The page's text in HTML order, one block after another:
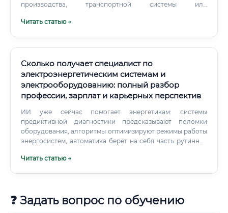
производства, транспортной системы или
просто «человек с инструментом».
Читать статью →
Сколько получает специалист по
электроэнергетическим системам и
электрооборудованию: полный разбор
профессии, зарплат и карьерных перспектив
ИИ уже сейчас помогает энергетикам: системы
предиктивной диагностики предсказывают поломки
оборудования, алгоритмы оптимизируют режимы работы
энергосистем, автоматика берёт на себя часть рутинных
обозримом будущем: ❌ Залезть на трансформатор и
ситуации ❌ Подписать акт приёмки и нести юридическую
Читать статью →
❓ Задать вопрос по обучению